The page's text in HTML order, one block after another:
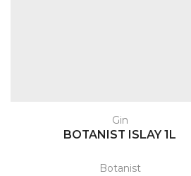
Gin
BOTANIST ISLAY 1L
Botanist